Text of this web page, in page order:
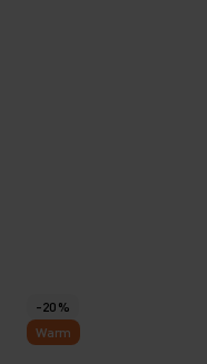
-20 %
Warm